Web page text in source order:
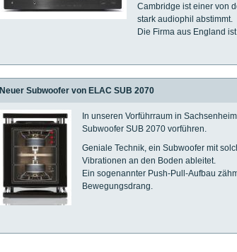
Cambridge ist einer von
stark audiophil abstimmt.
Die Firma aus England
Neuer Subwoofer von ELAC SUB 2070
In unseren Vorführraum in
Subwoofer SUB 2070 vorführen.
Geniale Technik, ein Subwoofer mit
Vibrationen an den Boden ableitet.
Ein sogenannter Push-Pull-Aufbau
Bewegungsdrang.